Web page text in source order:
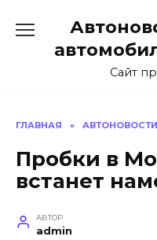
содержанию
Сайт
ГЛАВНАЯ » АВТОНОВОСТИ
Пробки в
встанет
АВТОР
admin